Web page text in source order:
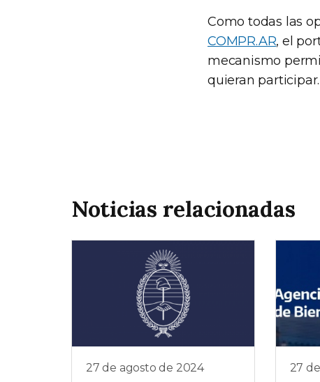
Como todas las
COMPR.AR, el
mecanismo
quieran
Noticias relacionadas
27 de agosto de 2024 27